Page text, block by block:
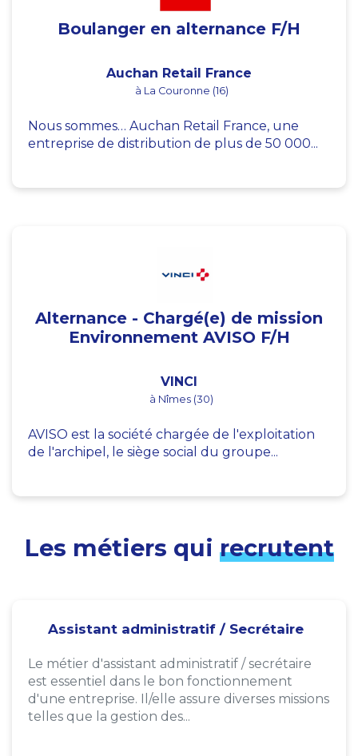
Boulanger en alternance F/H
Auchan Retail France
à La Couronne (16)
Nous sommes… Auchan Retail France, une
entreprise de distribution de plus de 50 000...
Alternance - Chargé(e) de mission
Environnement AVISO F/H
VINCI
à Nîmes (30)
AVISO est la société chargée de l'exploitation
de l'archipel, le siège social du groupe...
Les métiers qui recrutent
Assistant administratif / Secrétaire
Le métier d'assistant administratif / secrétaire
est essentiel dans le bon fonctionnement
d'une entreprise. Il/elle assure diverses missions
telles que la gestion des...